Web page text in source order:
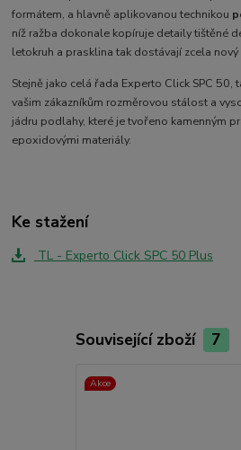
formátem, a hlavně aplikovanou technikou
níž ražba dokonale kopíruje detaily tištěné
letokruh a prasklina tak dostávají zcela nový
Stejně jako celá řada Experto Click SPC
vašim zákazníkům rozměrovou stálost a
jádru podlahy, které je tvořeno kamenným
epoxidovými materiály.
Ke stažení
TL - Experto Click SPC 50 Plus
Související zboží 7
Akce